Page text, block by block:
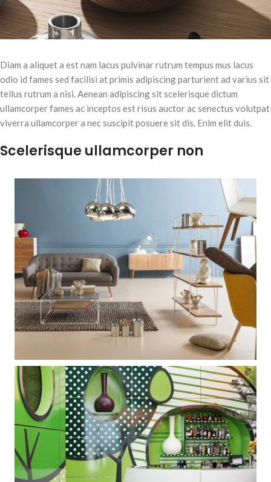
Diam a aliquet a est nam lacus pulvinar rutrum tempus mus lacus
odio id fames sed facilisi at primis adipiscing parturient ad varius sit
tellus rutrum a nisi. Aenean adipiscing sit scelerisque dictum
ullamcorper fames ac inceptos est risus auctor ac senectus volutpat
viverra ullamcorper a nec suscipit posuere sit dis. Enim elit duis.
Scelerisque ullamcorper non